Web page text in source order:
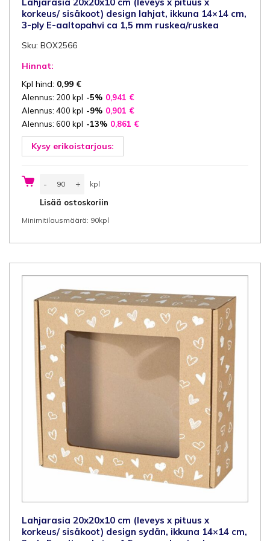
korkeus/ sisäkoot) design lahjat, ikkuna 14×14 cm,
3-ply E-aaltopahvi ca 1,5 mm ruskea/ruskea
Sku: BOX2566
Hinnat:
Kpl hind: 0,99 €
Alennus: 200 kpl -5% 0,941 €
Alennus: 400 kpl -9% 0,901 €
Alennus: 600 kpl -13% 0,861 €
Kysy erikoistarjous:
-
20x20x10
(leveys
pituus
sisäkoot)
lahjat,
3-
E-
aaltopahvi
ca
1,5
mm
ruskea/ruskea
määrä
kpl
+ kpl
Lisää ostoskoriin
Minimitilausmäärä: 90kpl
Lahjarasia 20x20x10 cm (leveys x pituus x
korkeus/ sisäkoot) design sydän, ikkuna 14×14 cm,